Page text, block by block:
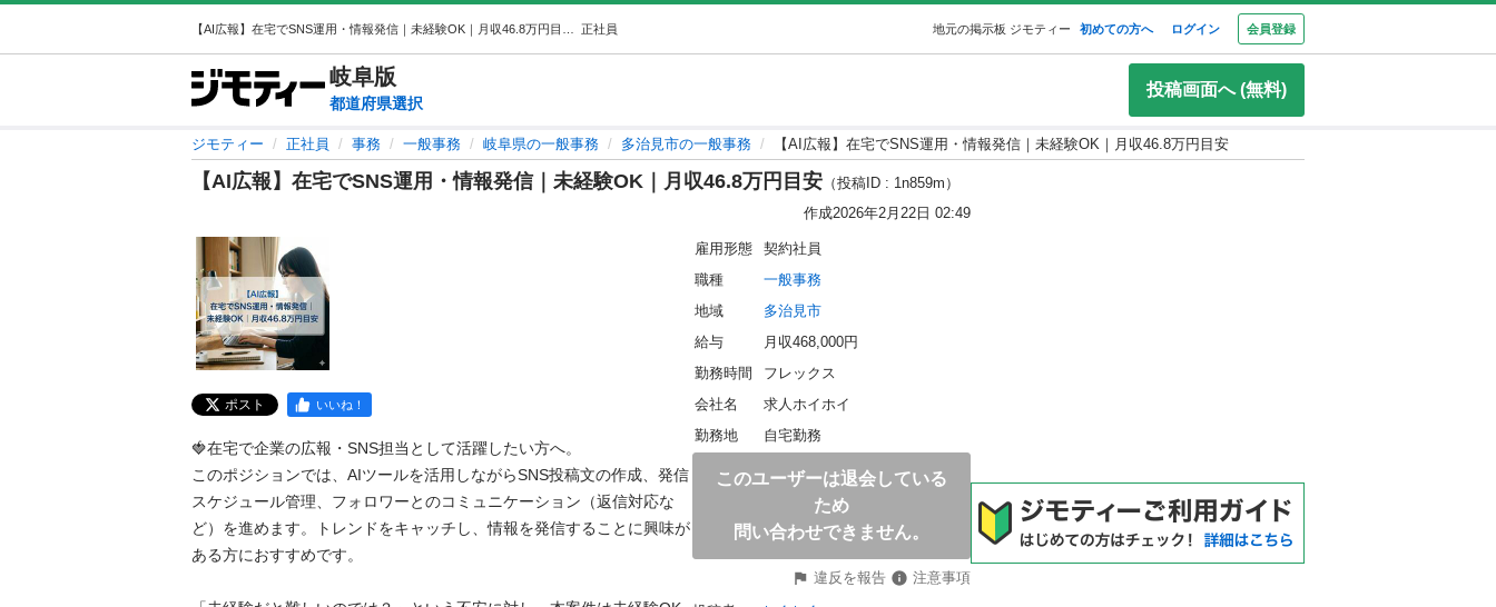
正社員 地元の掲示板 ジモティー 初めての方へ ログイン 会員登録
岐阜版
都道府県選択
投稿画面へ (無料)
ジモティー 正社員 事務 一般事務 岐阜県の一般事務 多治見市の一般事務 【AI広報】在宅でSNS運用・情報発信｜未経験OK｜月収46.8万円目安
【AI広報】在宅でSNS運用・情報発信｜未経験OK｜月収46.8万円目安 （投稿ID : 1n859m）
作成2026年2月22日 02:49
ポスト いいね！
🍓​在宅で企業の広報・SNS担当として活躍したい方へ。
このポジションでは、AIツールを活用しながらSNS投稿文の作成、発信
スケジュール管理、フォロワーとのコミュニケーション（返信対応な
ど）を進めます。トレンドをキャッチし、情報を発信することに興味が
ある方におすすめです。
雇用形態
契約社員
職種
一般事務
地域
多治見市
給与
月収468,000円
勤務時間
フレックス
会社名
求人ホイホイ
勤務地
自宅勤務
このユーザーは退会している
ため
問い合わせできません。
違反を報告
注意事項